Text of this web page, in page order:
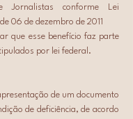
Jornalistas conforme Lei
06 de dezembro de 2011
que esse benefício faz parte
por lei federal.
de um documento
de deficiência, de acordo